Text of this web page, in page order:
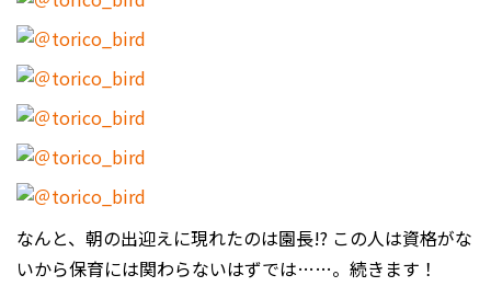
なんと、朝の出迎えに現れたのは園長!? この人は資格がな
いから保育には関わらないはずでは……。続きます！